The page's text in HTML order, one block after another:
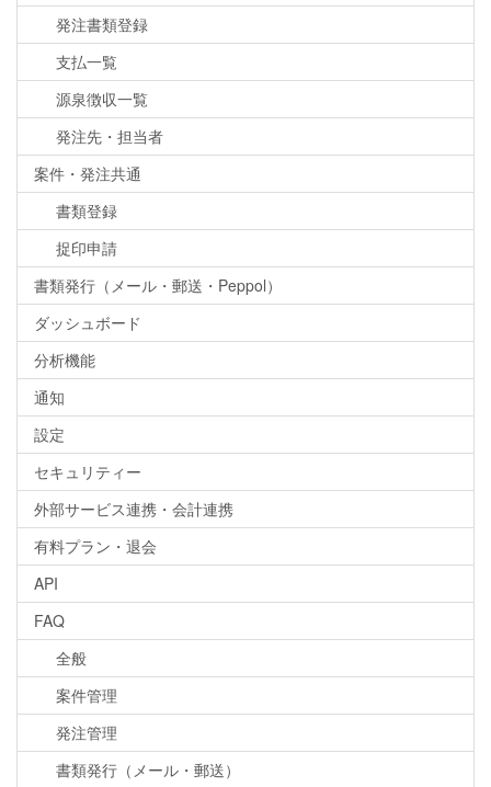
発注書類登録
支払一覧
源泉徴収一覧
発注先・担当者
案件・発注共通
書類登録
捉印申請
書類発行（メール・郵送・Peppol）
ダッシュボード
分析機能
通知
設定
セキュリティー
外部サービス連携・会計連携
有料プラン・退会
API
FAQ
全般
案件管理
発注管理
書類発行（メール・郵送）